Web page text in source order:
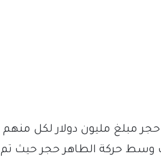
مبلغ مليون دولار لكل منهم
وسط حركة الطاهر حجر حيث تم